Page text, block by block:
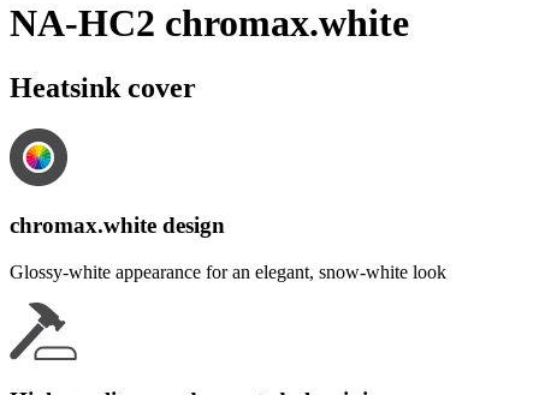
NA-HC2 chromax.white
Heatsink cover
chromax.white design
Glossy-white appearance for an elegant, snow-white look